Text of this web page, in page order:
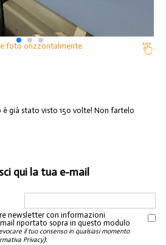
foto orizzontalmente
già stato visto 150 volte! Non fartelo
qui la tua e-mail
newsletter con informazioni
riportato sopra in questo modulo
il tuo consenso in qualsiasi momento
Privacy):